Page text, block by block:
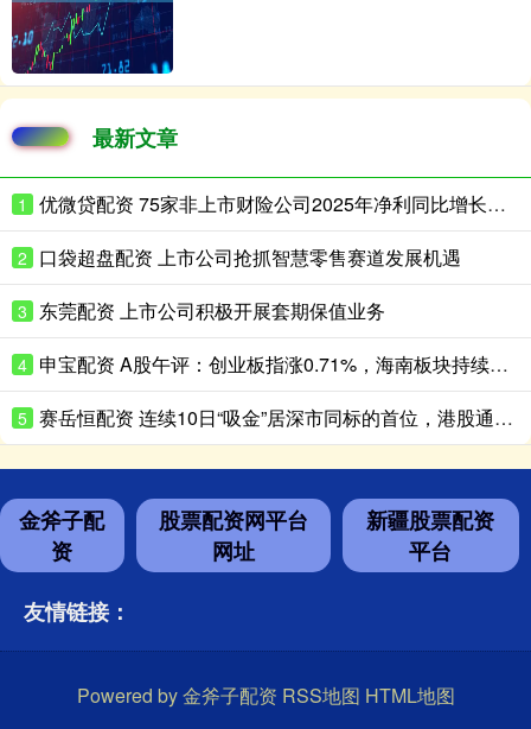
最新文章
1 优微贷配资 75家非上市财险公司2025年净利同比增长超180%
2 口袋超盘配资 上市公司抢抓智慧零售赛道发展机遇
3 东莞配资 上市公司积极开展套期保值业务
4 申宝配资 A股午评：创业板指涨0.71%，海南板块持续走高
5 赛岳恒配资 连续10日“吸金”居深市同标的首位，港股通央企红利ETF天弘（159281）盘中再获净申购600万份，机构：红利资产配置价值凸显
金斧子配
资
股票配资网平台
网址
新疆股票配资
平台
友情链接：
Powered by金斧子配资 RSS地图 HTML地图